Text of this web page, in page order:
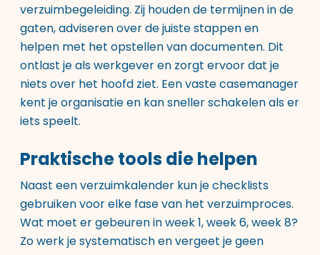
verzuimbegeleiding. Zij houden de termijnen in de
gaten, adviseren over de juiste stappen en
helpen met het opstellen van documenten. Dit
ontlast je als werkgever en zorgt ervoor dat je
niets over het hoofd ziet. Een vaste casemanager
kent je organisatie en kan sneller schakelen als er
iets speelt.
Praktische tools die helpen
Naast een verzuimkalender kun je checklists
gebruiken voor elke fase van het verzuimproces.
Wat moet er gebeuren in week 1, week 6, week 8?
Zo werk je systematisch en vergeet je geen